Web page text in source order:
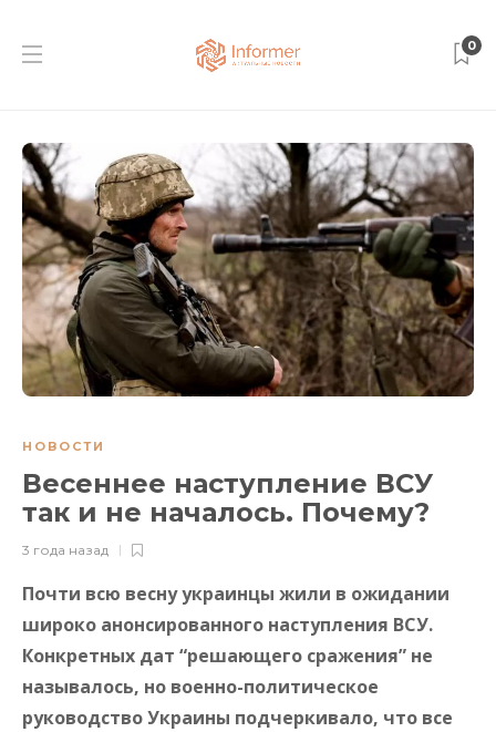
0
НОВОСТИ
Весеннее наступление ВСУ
так и не началось. Почему?
3 года назад
Почти всю весну украинцы жили в ожидании
широко анонсированного наступления ВСУ.
Конкретных дат “решающего сражения” не
называлось, но военно-политическое
руководство Украины подчеркивало, что все